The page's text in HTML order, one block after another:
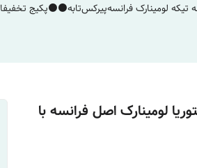
تیکه لومینارک فرانسهپیرکستابه⚫️⚫️پکیج
لومینارک اصل فرانسه با